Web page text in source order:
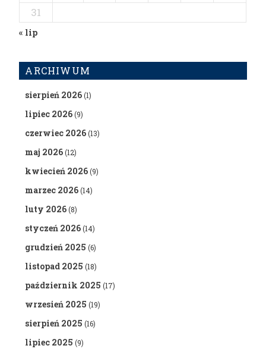
31
« lip
ARCHIWUM
sierpień 2026(1)
lipiec 2026(9)
czerwiec 2026(13)
maj 2026(12)
kwiecień 2026(9)
marzec 2026(14)
luty 2026(8)
styczeń 2026(14)
grudzień 2025 (6)
listopad 2025 (18)
październik 2025 (17)
wrzesień 2025 (19)
sierpień 2025 (16)
lipiec 2025 (9)